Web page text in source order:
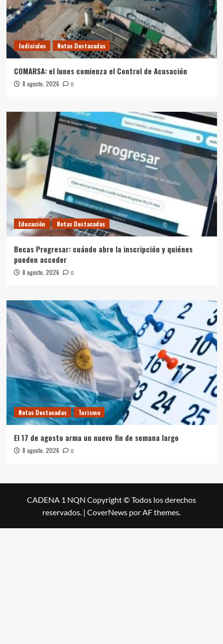
Judiciales Notas Destacadas
COMARSA: el lunes comienza el Control de Acusación
8 agosto, 2026 0
Educación Notas Destacadas
Becas Progresar: cuándo abre la inscripción y quiénes
pueden acceder
8 agosto, 2026 0
Notas Destacadas Turismo
El 17 de agosto arma un nuevo fin de semana largo
8 agosto, 2026 0
CADENA 1 NQN Copyright © Todos los derechos
reservados. | CoverNews por AF themes.